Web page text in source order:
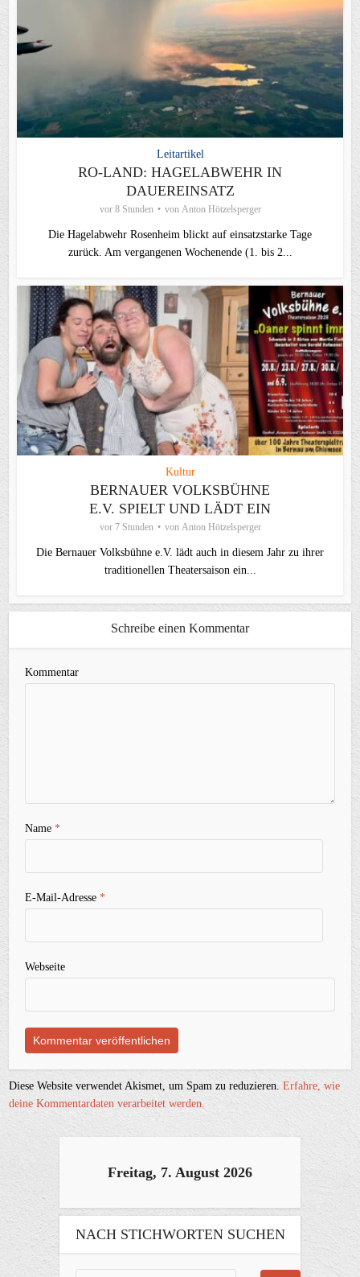
Leitartikel
RO-LAND: HAGELABWEHR IN
DAUEREINSATZ
vor 8 Stunden von Anton Hötzelsperger
Die Hagelabwehr Rosenheim blickt auf einsatzstarke Tage
zurück. Am vergangenen Wochenende (1. bis 2...
Kultur
BERNAUER VOLKSBÜHNE
E.V. SPIELT UND LÄDT EIN
vor 7 Stunden von Anton Hötzelsperger
Die Bernauer Volksbühne e.V. lädt auch in diesem Jahr zu ihrer
traditionellen Theater­saison ein...
Schreibe einen Kommentar
Kommentar
Name*
E-Mail-Adresse*
Webseite
Diese Website verwendet Akismet, um Spam zu reduzieren.Erfahre, wie
deine Kommentardaten verarbeitet werden.
Freitag, 7. August 2026
NACH STICHWORTEN SUCHEN